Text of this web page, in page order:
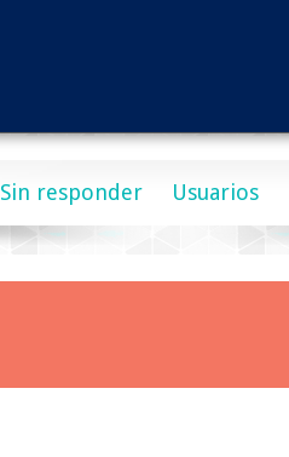
Sin responder Usuarios